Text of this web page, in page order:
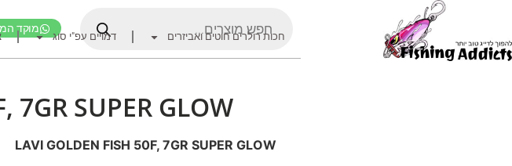
מוקד המכירות
חכות רולרים חוטים ואביזרים דמויים עפ"י סוג
7GR SUPER GLOW
LAVI GOLDEN FISH 50F, 7GR SUPER GLOW